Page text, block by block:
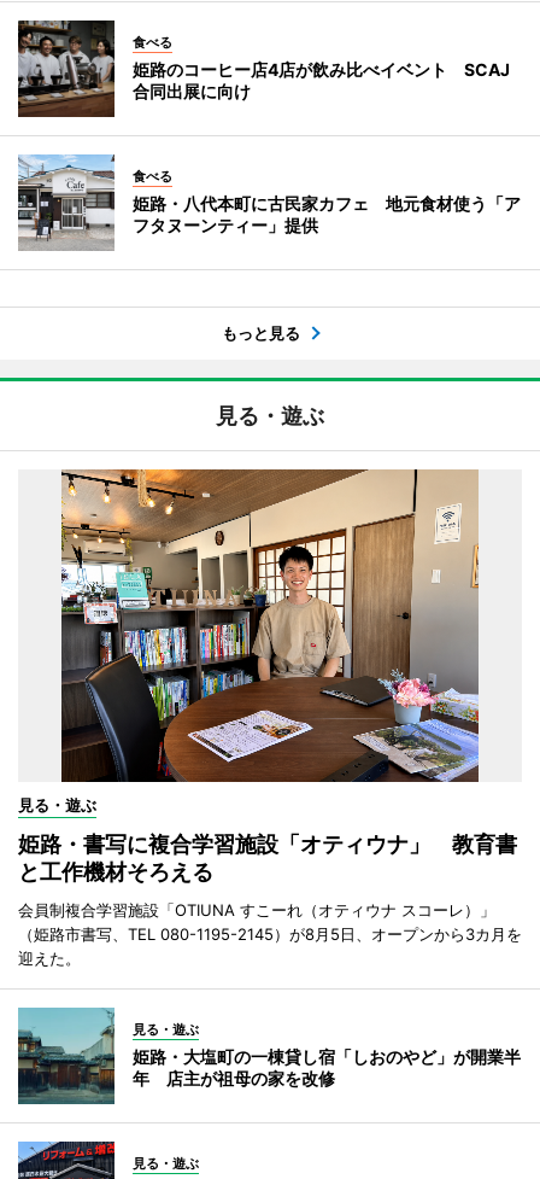
食べる
姫路のコーヒー店4店が飲み比べイベント SCAJ
合同出展に向け
食べる
姫路・八代本町に古民家カフェ 地元食材使う「ア
フタヌーンティー」提供
もっと見る
見る・遊ぶ
見る・遊ぶ
姫路・書写に複合学習施設「オティウナ」 教育書
と工作機材そろえる
会員制複合学習施設「OTIUNA すこーれ（オティウナ スコーレ）」
（姫路市書写、TEL 080-1195-2145）が8月5日、オープンから3カ月を
迎えた。
見る・遊ぶ
姫路・大塩町の一棟貸し宿「しおのやど」が開業半
年 店主が祖母の家を改修
見る・遊ぶ